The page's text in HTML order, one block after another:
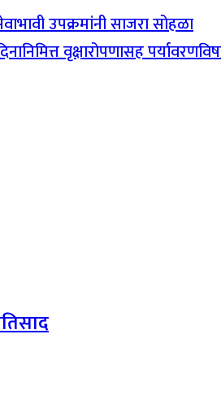
उपक्रमांनी साजरा सोहळा
वृक्षारोपणासह